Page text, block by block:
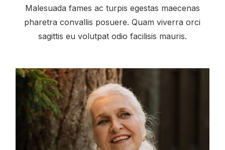
Malesuada fames ac turpis egestas maecenas
pharetra convallis posuere. Quam viverra orci
sagittis eu volutpat odio facilisis mauris.